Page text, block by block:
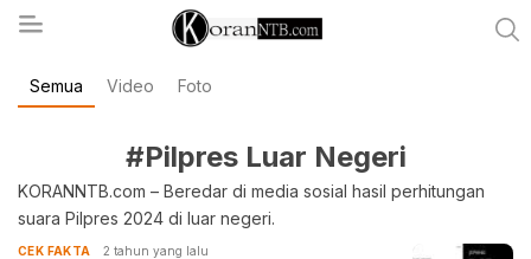
koranntb.com
Semua Video Foto
#Pilpres Luar Negeri
KORANNTB.com – Beredar di media sosial hasil perhitungan
suara Pilpres 2024 di luar negeri.
CEK FAKTA 2 tahun yang lalu